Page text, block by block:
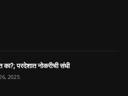
का?; परदेशात नोकरीची संधी
2025